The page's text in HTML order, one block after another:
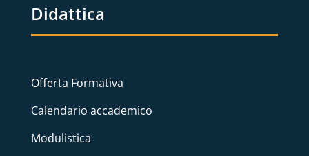
Didattica
Offerta Formativa
Calendario accademico
Modulistica